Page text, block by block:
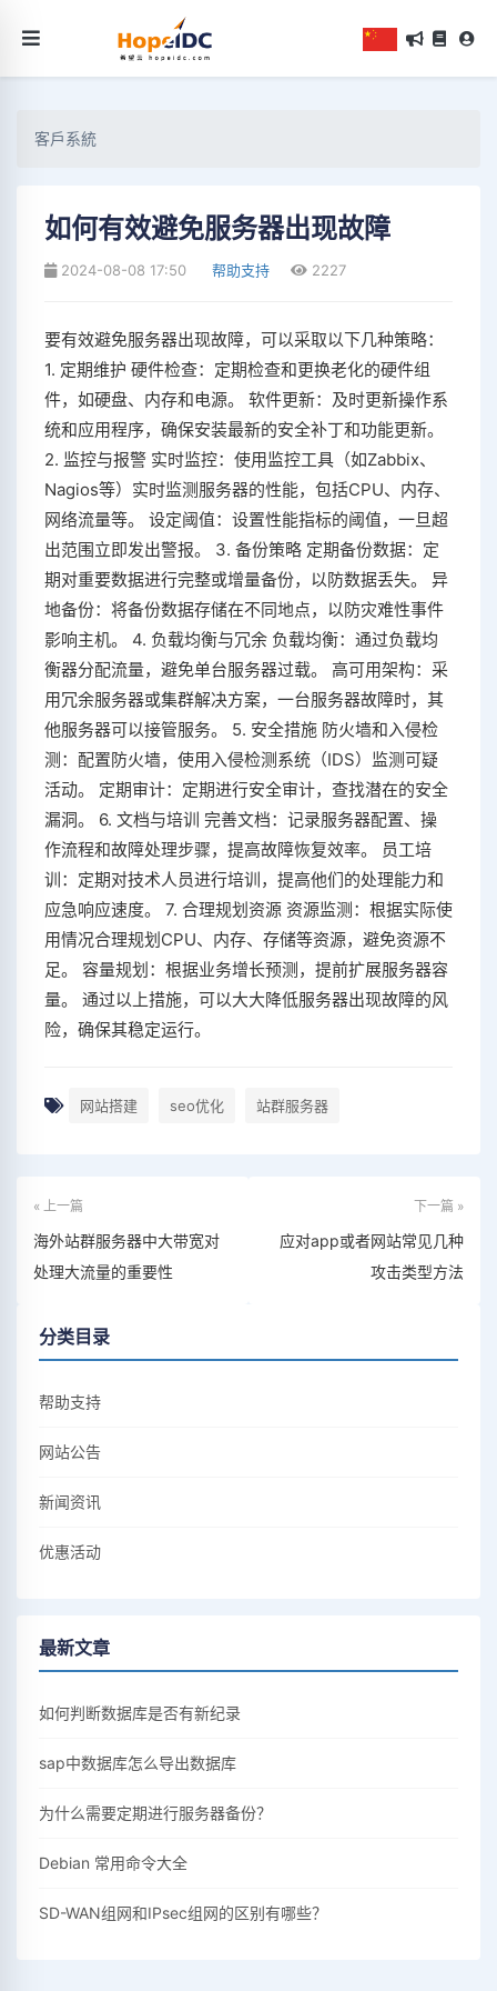
客戶系統
如何有效避免服务器出现故障
2024-08-08 17:50 帮助支持 2227
要有效避免服务器出现故障，可以采取以下几种策略：
1. 定期维护 硬件检查：定期检查和更换老化的硬件组
件，如硬盘、内存和电源。 软件更新：及时更新操作系
统和应用程序，确保安装最新的安全补丁和功能更新。
2. 监控与报警 实时监控：使用监控工具（如Zabbix、
Nagios等）实时监测服务器的性能，包括CPU、内存、
网络流量等。 设定阈值：设置性能指标的阈值，一旦超
出范围立即发出警报。 3. 备份策略 定期备份数据：定
期对重要数据进行完整或增量备份，以防数据丢失。 异
地备份：将备份数据存储在不同地点，以防灾难性事件
影响主机。 4. 负载均衡与冗余 负载均衡：通过负载均
衡器分配流量，避免单台服务器过载。 高可用架构：采
用冗余服务器或集群解决方案，一台服务器故障时，其
他服务器可以接管服务。 5. 安全措施 防火墙和入侵检
测：配置防火墙，使用入侵检测系统（IDS）监测可疑
活动。 定期审计：定期进行安全审计，查找潜在的安全
漏洞。 6. 文档与培训 完善文档：记录服务器配置、操
作流程和故障处理步骤，提高故障恢复效率。 员工培
训：定期对技术人员进行培训，提高他们的处理能力和
应急响应速度。 7. 合理规划资源 资源监测：根据实际使
用情况合理规划CPU、内存、存储等资源，避免资源不
足。 容量规划：根据业务增长预测，提前扩展服务器容
量。 通过以上措施，可以大大降低服务器出现故障的风
险，确保其稳定运行。
网站搭建 seo优化 站群服务器
« 上一篇
海外站群服务器中大带宽对
处理大流量的重要性
下一篇 »
应对app或者网站常见几种
攻击类型方法
分类目录
帮助支持
网站公告
新闻资讯
优惠活动
最新文章
如何判断数据库是否有新纪录
sap中数据库怎么导出数据库
为什么需要定期进行服务器备份？
Debian 常用命令大全
SD-WAN组网和IPsec组网的区别有哪些？